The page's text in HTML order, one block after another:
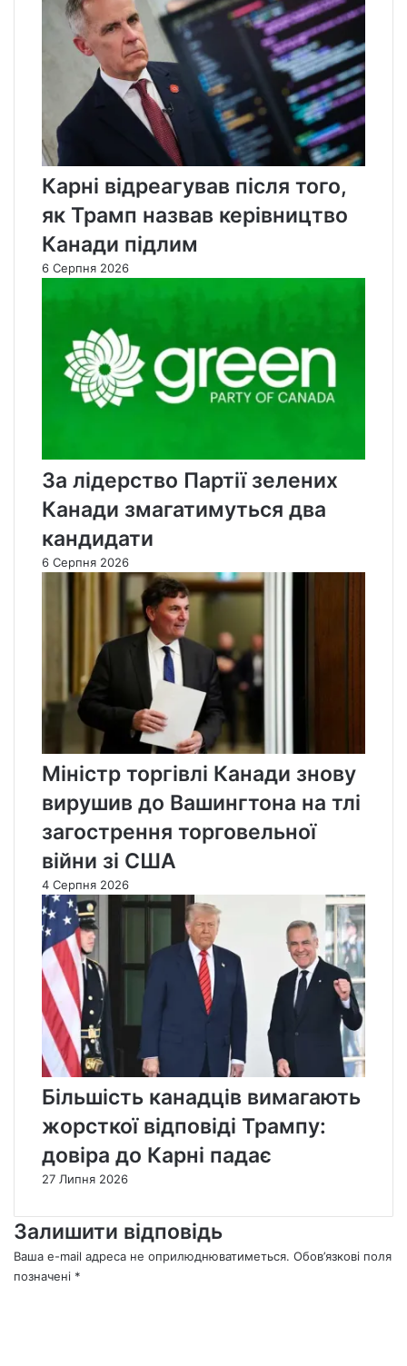
Карні відреагував після того,
як Трамп назвав керівництво
Канади підлим
6 Серпня 2026
За лідерство Партії зелених
Канади змагатимуться два
кандидати
6 Серпня 2026
Міністр торгівлі Канади знову
вирушив до Вашингтона на тлі
загострення торговельної
війни зі США
4 Серпня 2026
Більшість канадців вимагають
жорсткої відповіді Трампу:
довіра до Карні падає
27 Липня 2026
Залишити відповідь
Ваша e-mail адреса не оприлюднюватиметься. Обов’язкові поля
позначені *